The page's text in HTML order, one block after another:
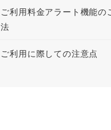
ご利用料金アラート機能の
法
ご利用に際しての注意点